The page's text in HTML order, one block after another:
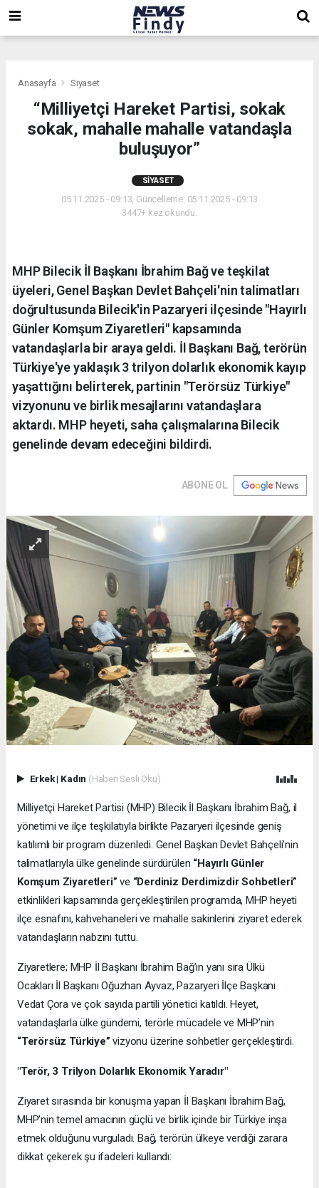
Anasayfa Siyaset
“Milliyetçi Hareket Partisi, sokak
sokak, mahalle mahalle vatandaşla
buluşuyor”
SIYASET
05.11.2025 - 09:13, Güncelleme: 05.11.2025 - 09:13
3447+ kez okundu.
MHP Bilecik İl Başkanı İbrahim Bağ ve teşkilat
üyeleri, Genel Başkan Devlet Bahçeli'nin talimatları
doğrultusunda Bilecik'in Pazaryeri ilçesinde "Hayırlı
Günler Komşum Ziyaretleri" kapsamında
vatandaşlarla bir araya geldi. İl Başkanı Bağ, terörün
Türkiye'ye yaklaşık 3 trilyon dolarlık ekonomik kayıp
yaşattığını belirterek, partinin "Terörsüz Türkiye"
vizyonunu ve birlik mesajlarını vatandaşlara
aktardı. MHP heyeti, saha çalışmalarına Bilecik
genelinde devam edeceğini bildirdi.
ABONE OL
Erkek| Kadın (Haberi Sesli Oku)
Milliyetçi Hareket Partisi (MHP) Bilecik İl Başkanı İbrahim Bağ, il
yönetimi ve ilçe teşkilatıyla birlikte Pazaryeri ilçesinde geniş
katılımlı bir program düzenledi. Genel Başkan Devlet Bahçeli’nin
talimatlarıyla ülke genelinde sürdürülen “Hayırlı Günler
Komşum Ziyaretleri” ve “Derdiniz Derdimizdir Sohbetleri”
etkinlikleri kapsamında gerçekleştirilen programda, MHP heyeti
ilçe esnafını, kahvehaneleri ve mahalle sakinlerini ziyaret ederek
vatandaşların nabzını tuttu.
Ziyaretlere; MHP İl Başkanı İbrahim Bağ’ın yanı sıra Ülkü
Ocakları İl Başkanı Oğuzhan Ayvaz, Pazaryeri İlçe Başkanı
Vedat Çora ve çok sayıda partili yönetici katıldı. Heyet,
vatandaşlarla ülke gündemi, terörle mücadele ve MHP’nin
“Terörsüz Türkiye” vizyonu üzerine sohbetler gerçekleştirdi.
"Terör, 3 Trilyon Dolarlık Ekonomik Yaradır"
Ziyaret sırasında bir konuşma yapan İl Başkanı İbrahim Bağ,
MHP’nin temel amacının güçlü ve birlik içinde bir Türkiye inşa
etmek olduğunu vurguladı. Bağ, terörün ülkeye verdiği zarara
dikkat çekerek şu ifadeleri kullandı: